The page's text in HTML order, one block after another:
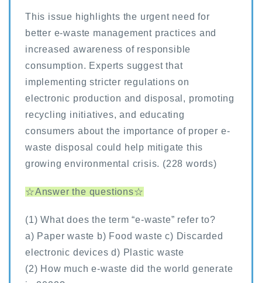
This issue highlights the urgent need for
better e-waste management practices and
increased awareness of responsible
consumption. Experts suggest that
implementing stricter regulations on
electronic production and disposal, promoting
recycling initiatives, and educating
consumers about the importance of proper e-
waste disposal could help mitigate this
growing environmental crisis. (228 words)
☆Answer the questions☆
(1) What does the term “e-waste” refer to?
a) Paper waste b) Food waste c) Discarded
electronic devices d) Plastic waste
(2) How much e-waste did the world generate